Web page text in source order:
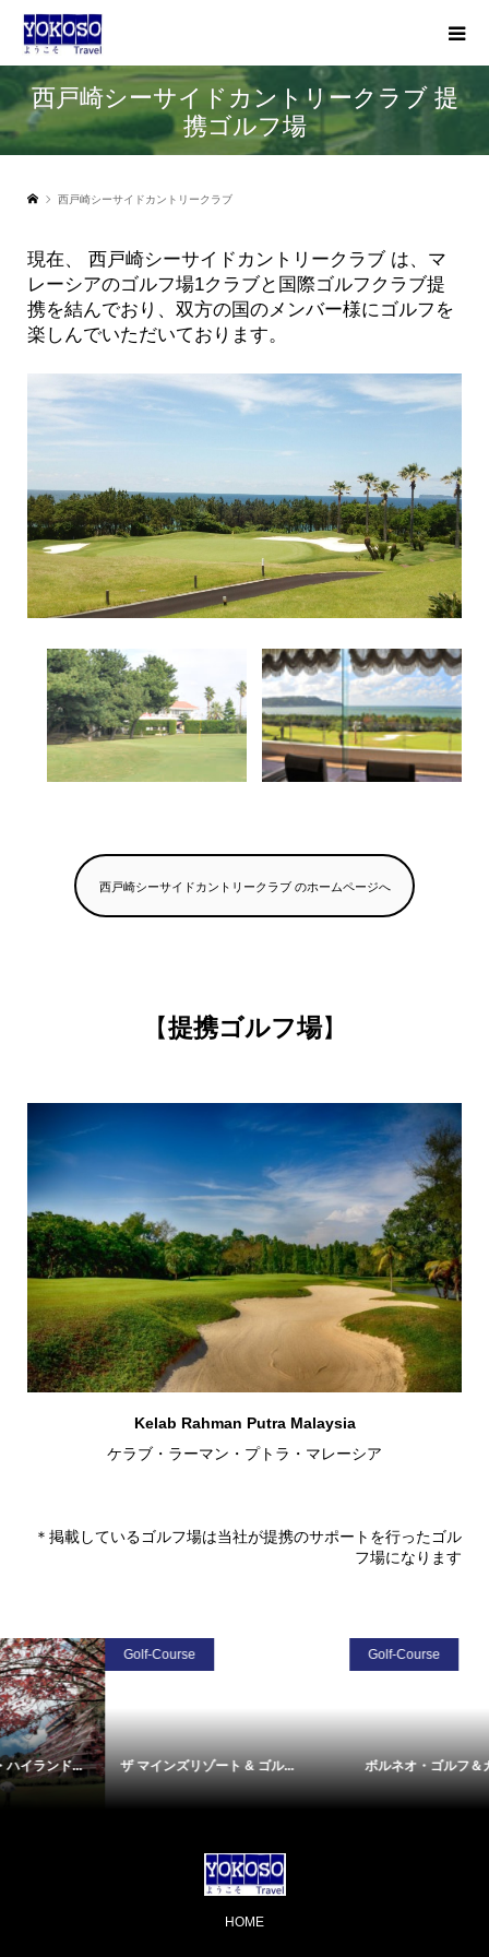
西戸崎シーサイドカントリークラブ 提
携ゴルフ場
西戸崎シーサイドカントリークラブ
現在、 西戸崎シーサイドカントリークラブ は、マ
レーシアのゴルフ場1クラブと国際ゴルフクラブ提
携を結んでおり、双方の国のメンバー様にゴルフを
楽しんでいただいております。
西戸崎シーサイドカントリークラブ のホームページへ
【提携ゴルフ場】
Kelab Rahman Putra Malaysia
ケラブ・ラーマン・プトラ・マレーシア
＊掲載しているゴルフ場は当社が提携のサポートを行ったゴル
フ場になります
Golf-Course
ザ マインズリゾート & ゴル... ボルネオ・ゴルフ＆カントリーク...
HOME